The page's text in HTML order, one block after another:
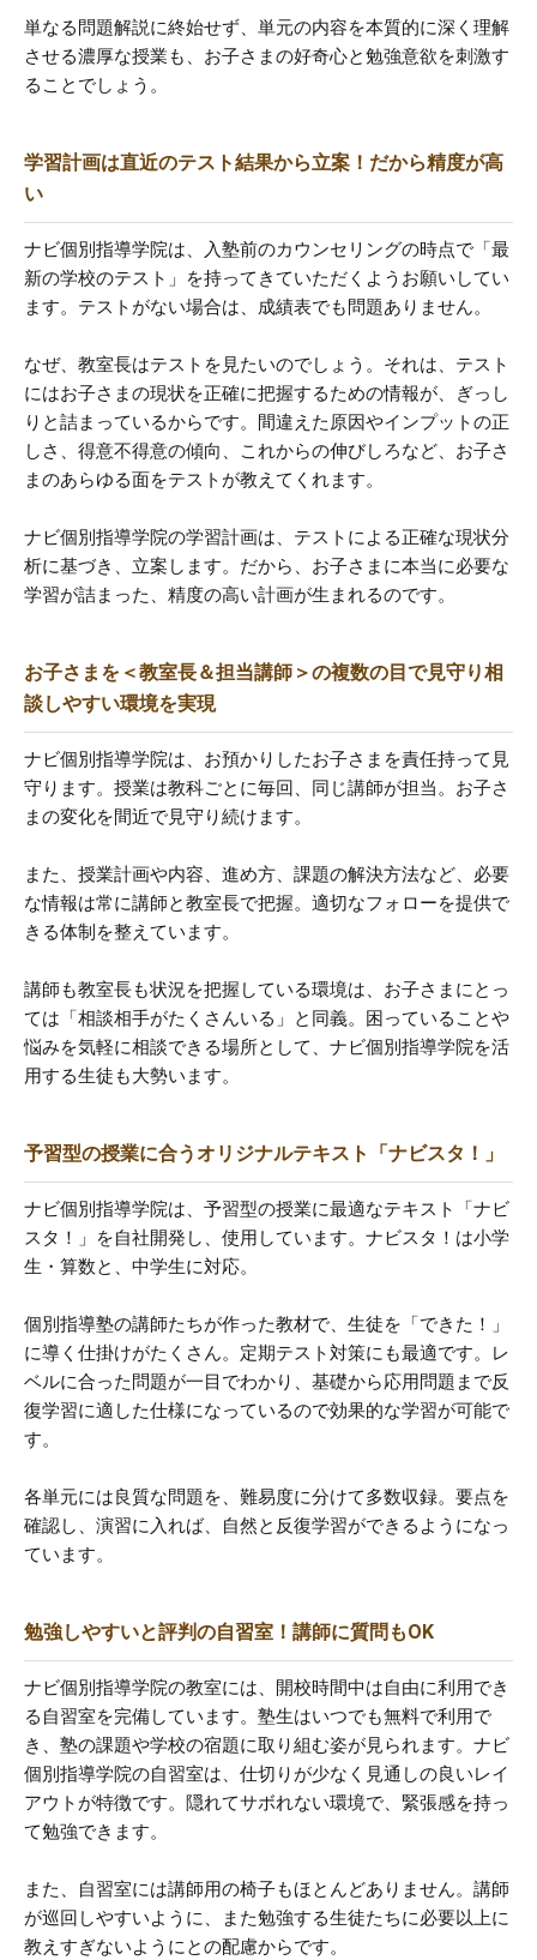
単なる問題解説に終始せず、単元の内容を本質的に深く理解
させる濃厚な授業も、お子さまの好奇心と勉強意欲を刺激す
ることでしょう。
学習計画は直近のテスト結果から立案！だから精度が高
い
ナビ個別指導学院は、入塾前のカウンセリングの時点で「最
新の学校のテスト」を持ってきていただくようお願いしてい
ます。テストがない場合は、成績表でも問題ありません。
なぜ、教室長はテストを見たいのでしょう。それは、テスト
にはお子さまの現状を正確に把握するための情報が、ぎっし
りと詰まっているからです。間違えた原因やインプットの正
しさ、得意不得意の傾向、これからの伸びしろなど、お子さ
まのあらゆる面をテストが教えてくれます。
ナビ個別指導学院の学習計画は、テストによる正確な現状分
析に基づき、立案します。だから、お子さまに本当に必要な
学習が詰まった、精度の高い計画が生まれるのです。
お子さまを＜教室長＆担当講師＞の複数の目で見守り相
談しやすい環境を実現
ナビ個別指導学院は、お預かりしたお子さまを責任持って見
守ります。授業は教科ごとに毎回、同じ講師が担当。お子さ
まの変化を間近で見守り続けます。
また、授業計画や内容、進め方、課題の解決方法など、必要
な情報は常に講師と教室長で把握。適切なフォローを提供で
きる体制を整えています。
講師も教室長も状況を把握している環境は、お子さまにとっ
ては「相談相手がたくさんいる」と同義。困っていることや
悩みを気軽に相談できる場所として、ナビ個別指導学院を活
用する生徒も大勢います。
予習型の授業に合うオリジナルテキスト「ナビスタ！」
ナビ個別指導学院は、予習型の授業に最適なテキスト「ナビ
スタ！」を自社開発し、使用しています。ナビスタ！は小学
生・算数と、中学生に対応。
個別指導塾の講師たちが作った教材で、生徒を「できた！」
に導く仕掛けがたくさん。定期テスト対策にも最適です。レ
ベルに合った問題が一目でわかり、基礎から応用問題まで反
復学習に適した仕様になっているので効果的な学習が可能で
す。
各単元には良質な問題を、難易度に分けて多数収録。要点を
確認し、演習に入れば、自然と反復学習ができるようになっ
ています。
勉強しやすいと評判の自習室！講師に質問もOK
ナビ個別指導学院の教室には、開校時間中は自由に利用でき
る自習室を完備しています。塾生はいつでも無料で利用で
き、塾の課題や学校の宿題に取り組む姿が見られます。ナビ
個別指導学院の自習室は、仕切りが少なく見通しの良いレイ
アウトが特徴です。隠れてサボれない環境で、緊張感を持っ
て勉強できます。
また、自習室には講師用の椅子もほとんどありません。講師
が巡回しやすいように、また勉強する生徒たちに必要以上に
教えすぎないようにとの配慮からです。